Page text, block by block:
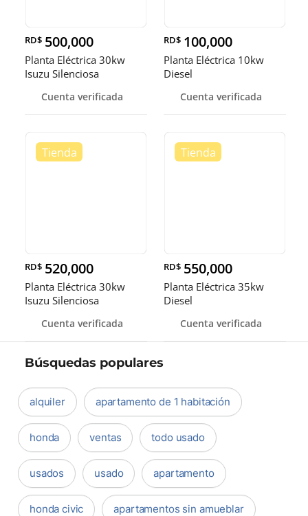
RD$ 500,000
Planta Eléctrica 30kw
Isuzu Silenciosa
Cuenta verificada
RD$ 100,000
Planta Eléctrica 10kw
Diesel
Cuenta verificada
RD$ 520,000
Planta Eléctrica 30kw
Isuzu Silenciosa
Cuenta verificada
RD$ 550,000
Planta Eléctrica 35kw
Diesel
Cuenta verificada
Búsquedas populares
alquiler apartamento de 1 habitación
honda ventas todo usado
usados usado apartamento
honda civic apartamentos sin amueblar